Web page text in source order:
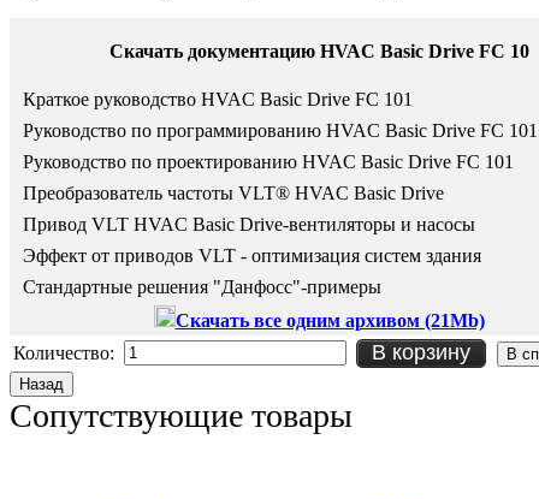
Скачать документацию HVAC Basic Drive FC 10
Краткое руководство HVAC Basic Drive FC 101
Руководство по программированию HVAC Basic Drive FC 101
Руководство по проектированию HVAC Basic Drive FC 101
Преобразователь частоты VLT® HVAC Basic Drive
Привод VLT HVAC Basic Drive-вентиляторы и насосы
Эффект от приводов VLT - оптимизация систем здания
Стандартные решения "Данфосс"-примеры
Скачать все одним архивом (21Mb)
Количество:
В корзину
Сопутствующие товары